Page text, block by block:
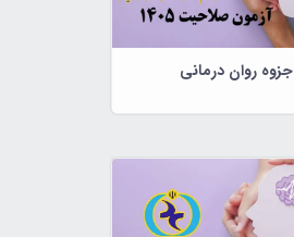
جزوه روان درمانی